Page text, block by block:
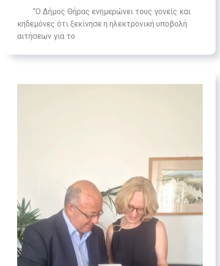
“Ο Δήμος Θήρας ενημερώνει τους γονείς και
κηδεμόνες ότι ξεκίνησε η ηλεκτρονική υποβολή
αιτήσεων για το